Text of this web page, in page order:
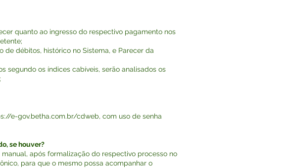
quanto ao ingresso do respectivo pagamento nos
débitos, histórico no Sistema, e Parecer da
segundo os índices cabíveis, serão analisados os
e-gov.betha.com.br/cdweb, com uso de senha
se houver?
após formalização do respectivo processo no
para que o mesmo possa acompanhar o